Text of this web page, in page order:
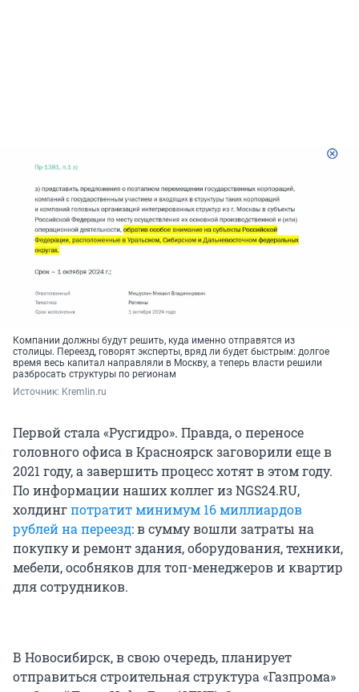
Компании должны будут решить, куда именно отправятся из
столицы. Переезд, говорят эксперты, вряд ли будет быстрым: долгое
время весь капитал направляли в Москву, а теперь власти решили
разбросать структуры по регионам
Источник: Kremlin.ru
Первой стала «Русгидро». Правда, о переносе
головного офиса в Красноярск заговорили еще в
2021 году, а завершить процесс хотят в этом году.
По информации наших коллег из NGS24.RU,
холдингпотратит минимум 16 миллиардов
рублей на переезд: в сумму вошли затраты на
покупку и ремонт здания, оборудования, техники,
мебели, особняков для топ-менеджеров и квартир
для сотрудников.
В Новосибирск, в свою очередь, планирует
отправиться строительная структура «Газпрома»